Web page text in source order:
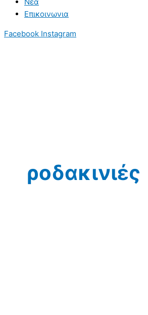
Επικοινωνια
Facebook Instagram
ροδακινιές